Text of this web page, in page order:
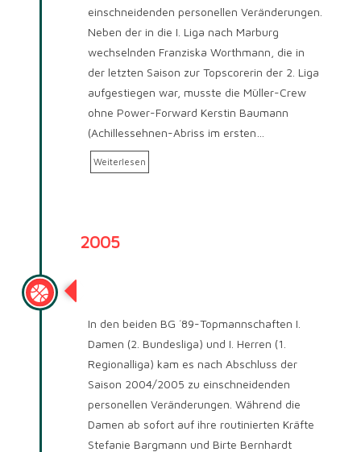
einschneidenden personellen Veränderungen.
Neben der in die I. Liga nach Marburg
wechselnden Franziska Worthmann, die in
der letzten Saison zur Topscorerin der 2. Liga
aufgestiegen war, musste die Müller-Crew
ohne Power-Forward Kerstin Baumann
(Achillessehnen-Abriss im ersten…
Weiterlesen
2005
In den beiden BG ´89-Topmannschaften I.
Damen (2. Bundesliga) und I. Herren (1.
Regionalliga) kam es nach Abschluss der
Saison 2004/2005 zu einschneidenden
personellen Veränderungen. Während die
Damen ab sofort auf ihre routinierten Kräfte
Stefanie Bargmann und Birte Bernhardt